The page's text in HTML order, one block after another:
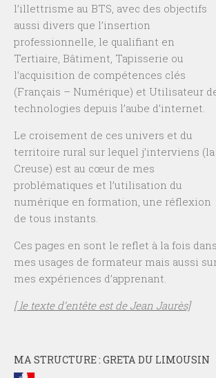
l’illettrisme au BTS, avec des objectifs
aussi divers que l’insertion
professionnelle, le qualifiant en
Tertiaire, Bâtiment, Tapisserie ou
l’acquisition de compétences clés
(Français – Numérique) et Utilisateur
technologies depuis l’aube d’internet.
Le croisement de ces univers et du
territoire rural sur lequel j’interviens (la
Creuse) est au cœur de mes
problématiques et l’utilisation du
numérique en formation, une réflexion
de tous instants.
Ces pages en sont le reflet à la fois dans
mes usages de formateur mais aussi
mes expériences d’apprenant.
[ le texte d’entête est de Jean Jaurès]
MA STRUCTURE : GRETA DU LIMOUSIN